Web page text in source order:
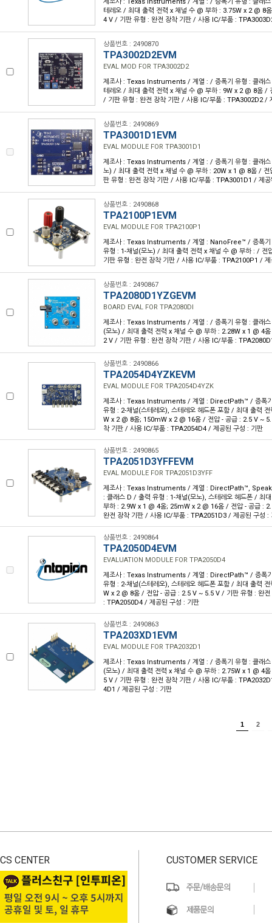
테레오 / 최대 출력 전력 x 채널 수 @ 부하 : 3.75W x 2 @ 8
4 V / 기판 유형 : 완전 장착 기판 / 사용 IC/부품 :
상품번호 : 2490870
TPA3002D2EVM
EVAL MOD FOR TPA3002D2
제조사 : Texas Instruments / 계열 : / 증폭기 유형 : 클래스
테레오 / 최대 출력 전력 x 채널 수 @ 부하 : 9W x 2 @ 8옴 /
/ 기판 유형 : 완전 장착 기판 / 사용 IC/부품 : TPA3002D2 /
상품번호 : 2490869
TPA3001D1EVM
EVAL MODULE FOR TPA3001D1
제조사 : Texas Instruments / 계열 : / 증폭기 유형 : 클래스
노) / 최대 출력 전력 x 채널 수 @ 부하 : 20W x 1 @ 8옴 /
판 유형 : 완전 장착 기판 / 사용 IC/부품 : TPA3001D1 / 제공
상품번호 : 2490868
TPA2100P1EVM
EVAL MODULE FOR TPA2100P1
제조사 : Texas Instruments / 계열 : NanoFree™ / 증폭기
유형 : 1-채널(모노) / 최대 출력 전력 x 채널 수 @ 부하 : /
기판 유형 : 완전 장착 기판 / 사용 IC/부품 : TPA2100P1 / 제
상품번호 : 2490867
TPA2080D1YZGEVM
BOARD EVAL FOR TPA2080DI
제조사 : Texas Instruments / 계열 : / 증폭기 유형 : 클래스
(모노) / 최대 출력 전력 x 채널 수 @ 부하 : 2.28W x 1 @ 4
2 V / 기판 유형 : 완전 장착 기판 / 사용 IC/부품 :
상품번호 : 2490866
TPA2054D4YZKEVM
EVAL MODULE FOR TPA2054D4YZK
제조사 : Texas Instruments / 계열 : DirectPath™ / 증폭
유형 : 2-채널(스테레오), 스테레오 헤드폰 포함 / 최대 출력
W x 2 @ 8옴; 150mW x 2 @ 16옴 / 전압 - 공급 : 2.5 V ~
착 기판 / 사용 IC/부품 : TPA2054D4 / 제공된 구성 : 기판
상품번호 : 2490865
TPA2051D3YFFEVM
EVAL MODULE FOR TPA2051D3YFF
제조사 : Texas Instruments / 계열 : DirectPath™,
: 클래스 D / 출력 유형 : 1-채널(모노), 스테레오 헤드폰 / 최
부하 : 2.9W x 1 @ 4옴; 25mW x 2 @ 16옴 / 전압 - 공급 :
완전 장착 기판 / 사용 IC/부품 : TPA2051D3 / 제공된 구성 :
상품번호 : 2490864
TPA2050D4EVM
EVALUATION MODULE FOR TPA2050D4
제조사 : Texas Instruments / 계열 : DirectPath™ / 증폭
유형 : 2-채널(스테레오), 스테레오 헤드폰 포함 / 최대 출력
W x 2 @ 8옴 / 전압 - 공급 : 2.5 V ~ 5.5 V / 기판 유형 : 완
: TPA2050D4 / 제공된 구성 : 기판
상품번호 : 2490863
TPA203XD1EVM
EVAL MODULE FOR TPA2032D1
제조사 : Texas Instruments / 계열 : / 증폭기 유형 : 클래스
(모노) / 최대 출력 전력 x 채널 수 @ 부하 : 2.75W x 1 @ 4
5 V / 기판 유형 : 완전 장착 기판 / 사용 IC/부품 :
4D1 / 제공된 구성 : 기판
1 2
CS CENTER CUSTOMER SERVICE